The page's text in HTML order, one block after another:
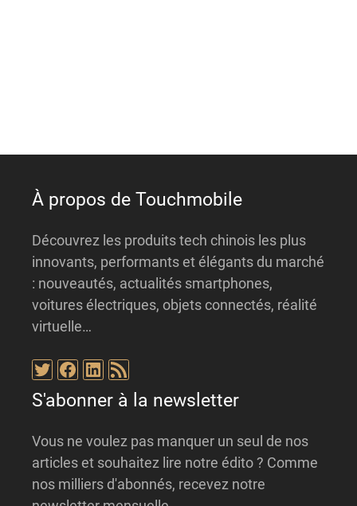
À propos de Touchmobile
Découvrez les produits tech chinois les plus
innovants, performants et élégants du marché
: nouveautés, actualités smartphones,
voitures électriques, objets connectés, réalité
virtuelle…
Twitter
Facebook
LinkedIn
Flux RSS
S'abonner à la newsletter
Vous ne voulez pas manquer un seul de nos
articles et souhaitez lire notre édito ? Comme
nos milliers d'abonnés, recevez notre